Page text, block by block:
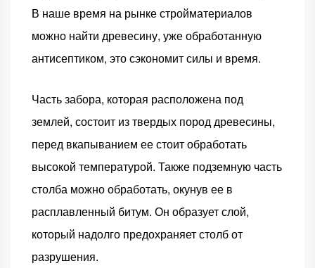
В наше время на рынке стройматериалов
можно найти древесину, уже обработанную
антисептиком, это сэкономит силы и время.
Часть забора, которая расположена под
землей, состоит из твердых пород древесины,
перед вкапыванием ее стоит обработать
высокой температурой. Также подземную часть
столба можно обработать, окунув ее в
расплавленный битум. Он образует слой,
который надолго предохраняет столб от
разрушения.